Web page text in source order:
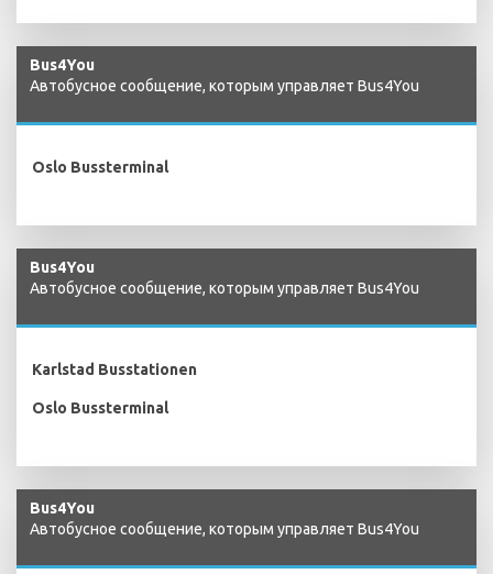
Bus4You
Автобусное сообщение, которым управляет Bus4You
Oslo Bussterminal
Bus4You
Автобусное сообщение, которым управляет Bus4You
Karlstad Busstationen
Oslo Bussterminal
Bus4You
Автобусное сообщение, которым управляет Bus4You